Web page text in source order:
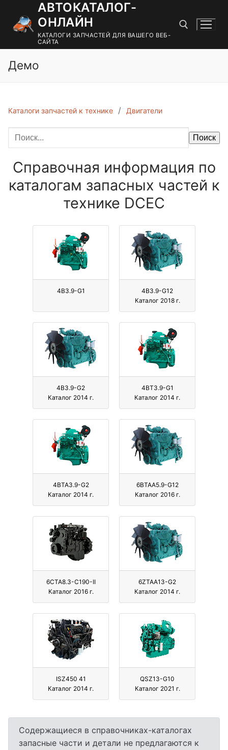
содержимому
АВТОКАТАЛОГ-
ОНЛАЙН
КАТАЛОГИ ЗАПЧАСТЕЙ ДЛЯ ВАШЕГО ВЕБ-
САЙТА
Демо
Каталоги запчастей к технике Двигатели
Поиск
Справочная информация по
каталогам запасных частей к
технике DCEC
4B3.9-G1
4B3.9-G12
Каталог 2018 г.
4B3.9-G2
Каталог 2014 г.
4BT3.9-G1
Каталог 2014 г.
4BTA3.9-G2
Каталог 2014 г.
6BTAA5.9-G12
Каталог 2016 г.
6CTA8.3-C190-II
Каталог 2016 г.
6ZTAA13-G2
Каталог 2014 г.
ISZ450 41
Каталог 2014 г.
QSZ13-G10
Каталог 2021 г.
Содержащиеся в справочниках-каталогах
запасные части и детали не предлагаются к